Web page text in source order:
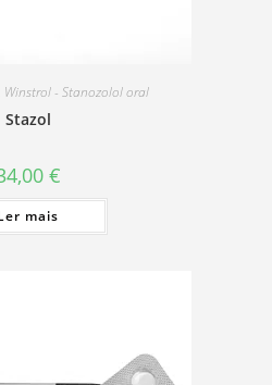
Winstrol - Stanozolol oral
Stazol
€
mais